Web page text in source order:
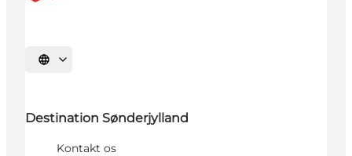
Vælg sprog
Destination Sønderjylland
Kontakt os